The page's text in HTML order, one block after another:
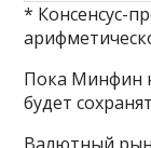
* Консенсус-
Пока Минфин
будет